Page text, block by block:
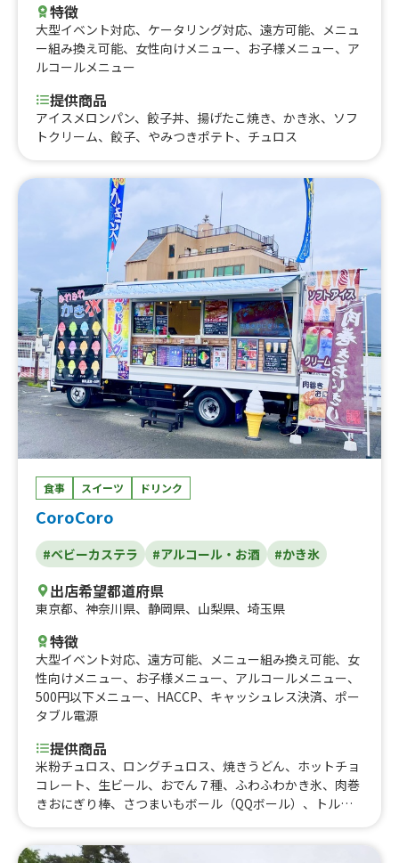
特徴
大型イベント対応、 ケータリング対応、 遠方可能、 メニュ
ー組み換え可能、 女性向けメニュー、 お子様メニュー、 ア
ルコールメニュー
提供商品
アイスメロンパン、餃子丼、揚げたこ焼き、かき氷、ソフ
トクリーム、餃子、やみつきポテト、チュロス
食事 スイーツ ドリンク
CoroCoro
#ベビーカステラ #アルコール・お酒 #かき氷
出店希望都道府県
東京都、 神奈川県、 静岡県、 山梨県、 埼玉県
特徴
大型イベント対応、 遠方可能、 メニュー組み換え可能、 女
性向けメニュー、 お子様メニュー、 アルコールメニュー、
500円以下メニュー、 HACCP、 キャッシュレス決済、 ポー
タブル電源
提供商品
米粉チュロス、ロングチュロス、焼きうどん、ホットチョ
コレート、生ビール、おでん７種、ふわふわかき氷、肉巻
きおにぎり棒、さつまいもボール（QQボール）、トルネ
氷、クリームソーダ、コーヒー、ベビーカステラ